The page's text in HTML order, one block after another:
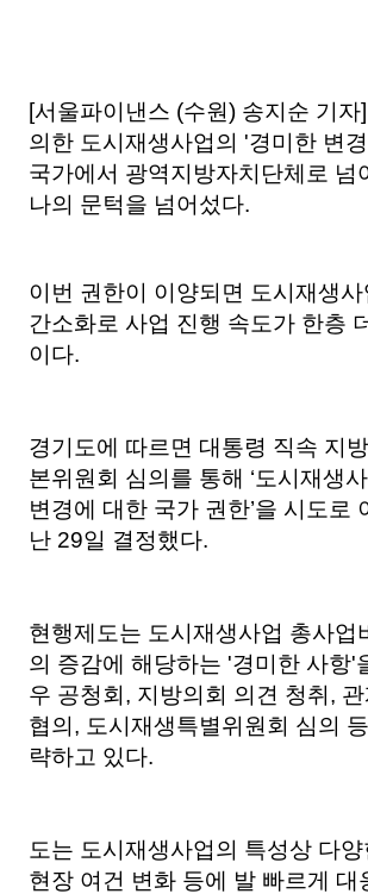
[서울파이낸스 (수원) 송지순 기자
의한 도시재생사업의 '경미한 변
국가에서 광역지방자치단체로 넘
나의 문턱을 넘어섰다.
이번 권한이 이양되면 도시재생
간소화로 사업 진행 속도가 한층
이다.
경기도에 따르면 대통령 직속 지
본위원회 심의를 통해 ‘도시재생
변경에 대한 국가 권한’을 시도로
난 29일 결정했다.
현행제도는 도시재생사업 총사업
의 증감에 해당하는 '경미한 사항'
우 공청회, 지방의회 의견 청취,
협의, 도시재생특별위원회 심의
략하고 있다.
도는 도시재생사업의 특성상 다
현장 여건 변화 등에 발 빠르게 대